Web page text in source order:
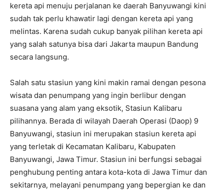
kereta api menuju perjalanan ke daerah Banyuwangi kini
sudah tak perlu khawatir lagi dengan kereta api yang
melintas. Karena sudah cukup banyak pilihan kereta api
yang salah satunya bisa dari Jakarta maupun Bandung
secara langsung.
Salah satu stasiun yang kini makin ramai dengan pesona
wisata dan penumpang yang ingin berlibur dengan
suasana yang alam yang eksotik, Stasiun Kalibaru
pilihannya. Berada di wilayah Daerah Operasi (Daop) 9
Banyuwangi, stasiun ini merupakan stasiun kereta api
yang terletak di Kecamatan Kalibaru, Kabupaten
Banyuwangi, Jawa Timur. Stasiun ini berfungsi sebagai
penghubung penting antara kota-kota di Jawa Timur dan
sekitarnya, melayani penumpang yang bepergian ke dan